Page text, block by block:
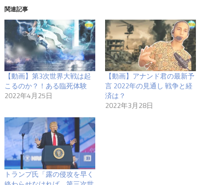
関連記事
【動画】第3次世界大戦は起
こるのか？！ある臨死体験
2022年4月25日
【動画】アナンド君の最新予
言 2022年の見通し 戦争と経
済は？
2022年3月28日
トランプ氏「露の侵攻を早く